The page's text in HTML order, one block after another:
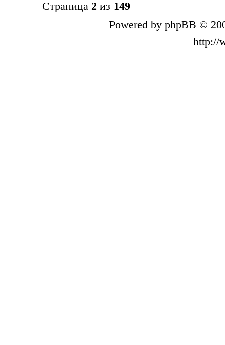
Страница 2 из 149
Powered by phpBB ©
http://